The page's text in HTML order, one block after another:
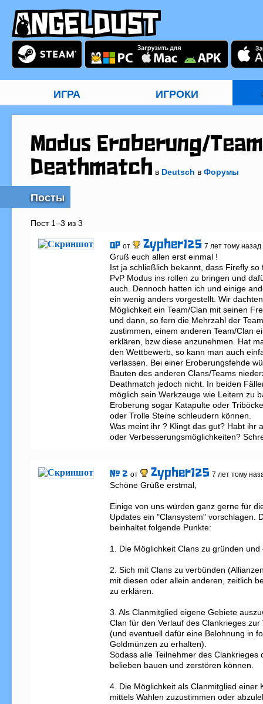
ИГРА ИГРОКИ
Modus Eroberung/Team
Deathmatch в Deutsch в Форумы
Посты
Пост 1–3 из 3
OP от Zypher125 7 лет тому назад
Gruß euch allen erst einmal !
Ist ja schließlich bekannt, dass Firefly so
PvP Modus ins rollen zu bringen und
auch. Dennoch hatten ich und einige
ein wenig anders vorgestellt. Wir
Möglichkeit ein Team/Clan mit seinen
und dann, so fern die Mehrzahl der
zustimmen, einem anderen Team/Clan
erklären, bzw diese anzunehmen. Hat
den Wettbewerb, so kann man auch
verlassen. Bei einer Eroberungsfehde
Bauten des anderen Clans/Teams
Deathmatch jedoch nicht. In beiden
möglich sein Werkzeuge wie Leitern zu
Eroberung sogar Katapulte oder
oder Trolle Steine schleudern können.
Was meint ihr ? Klingt das gut? Habt ihr
oder Verbesserungsmöglichkeiten?
# 2 от Zypher125 7 лет тому
Schöne Grüße erstmal,
Einige von uns würden ganz gerne für
Updates ein "Clansystem" vorschlagen.
beinhaltet folgende Punkte:
1. Die Möglichkeit Clans zu gründen
2. Sich mit Clans zu verbünden
mit diesen oder allein anderen, zeitlich
zu erklären.
3. Als Clanmitglied eigene Gebiete
Clan für den Verlauf des Clankrieges
(und eventuell dafür eine Belohnung in
Goldmünzen zu erhalten).
Sodass alle Teilnehmer des Clankrieges
belieben bauen und zerstören können.
4. Die Möglichkeit als Clanmitglied einer
mittels Wahlen zuzustimmen oder